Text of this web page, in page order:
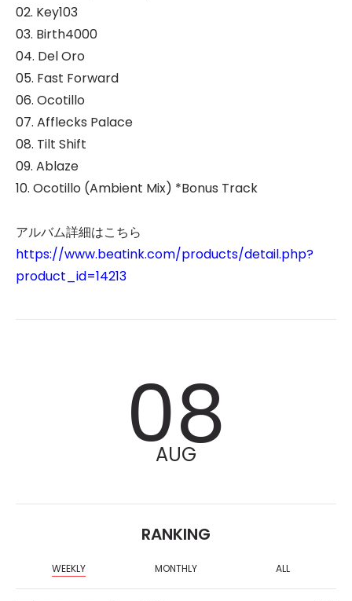
02. Key103
03. Birth4000
04. Del Oro
05. Fast Forward
06. Ocotillo
07. Afflecks Palace
08. Tilt Shift
09. Ablaze
10. Ocotillo (Ambient Mix) *Bonus Track
アルバム詳細はこちら
https://www.beatink.com/products/detail.php?
product_id=14213
08
AUG
RANKING
WEEKLY MONTHLY ALL